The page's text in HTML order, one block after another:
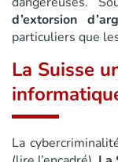
d’extorsion
particuliers que
La Suisse
La